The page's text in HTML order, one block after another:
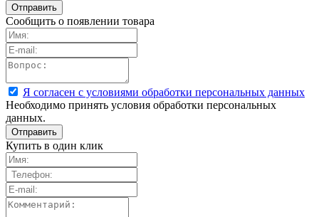
Сообщить о появлении товара
Я согласен с условиями обработки персональных данных
Необходимо принять условия обработки персональных
данных.
Купить в один клик